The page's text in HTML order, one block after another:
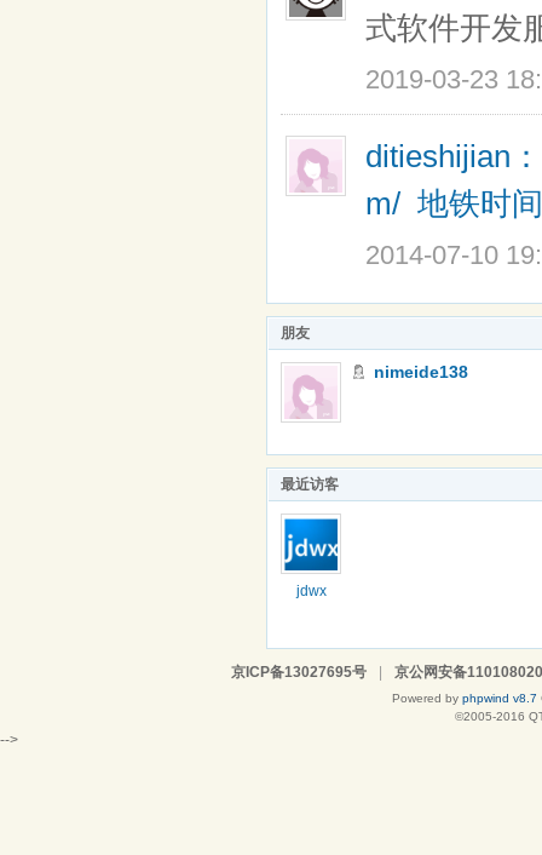
式软件开发
2019-03-23
ditieshijian：
m/ 地铁时间
2014-07-10
朋友
nimeide138
最近访客
jdwx
京ICP备13027695号 | 京公网安备
Powered by phpwind v8.7
©2005-2016
-->